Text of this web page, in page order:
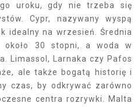
uroku, gdy nie trzeba się
Cypr, nazywany wyspą
idealny na wrzesień. Średnia
30 stopni, a woda w
Limassol, Larnaka czy Pafos
ale także bogatą historię i
czas, by odkrywać zarówno
centra rozrywki. Malta